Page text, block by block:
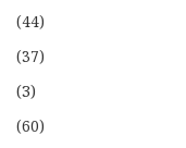
(44)
(37)
(3)
(60)